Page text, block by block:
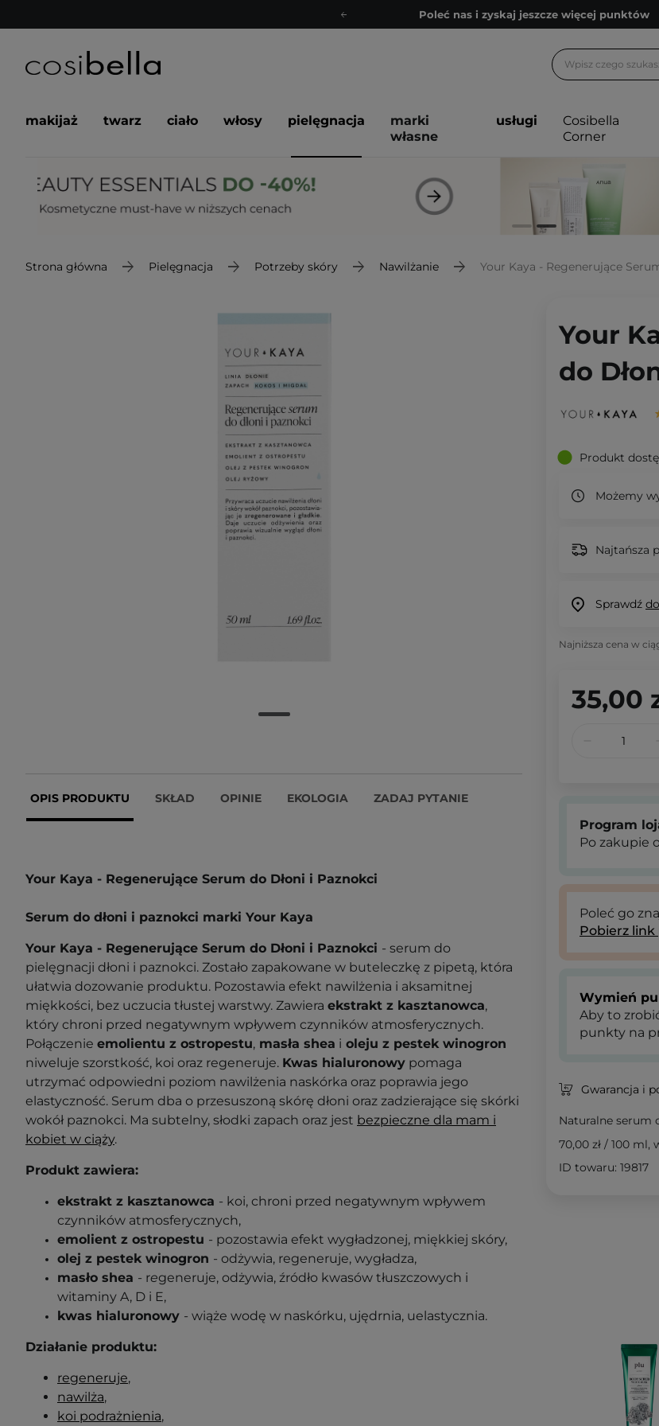
Poleć nas i zyskaj jeszcze więcej punktów
Bezpłatne konsultacje kosmetologiczne
Poleć nas i zyskaj jeszcze więcej punktów
Zapisz się na newsletter pełen porad
makijaż twarz ciało włosy pielęgnacja
marki
własne
usługi
Cosibella
Corner
Strona główna Pielęgnacja Potrzeby skóry Nawilżanie Your Kaya - Regenerujące
OPIS PRODUKTU SKŁAD OPINIE EKOLOGIA ZADAJ PYTANIE
Your Kaya - Regenerujące Serum do Dłoni i Paznokci
Serum do dłoni i paznokci marki Your Kaya
Your Kaya - Regenerujące Serum do Dłoni i Paznokci - serum do
pielęgnacji dłoni i paznokci. Zostało zapakowane w buteleczkę z pipetą, która
ułatwia dozowanie produktu. Pozostawia efekt nawilżenia i aksamitnej
miękkości, bez uczucia tłustej warstwy. Zawiera ekstrakt z kasztanowca,
który chroni przed negatywnym wpływem czynników atmosferycznych.
Połączenie emolientu z ostropestu, masła shea i oleju z pestek winogron
niweluje szorstkość, koi oraz regeneruje. Kwas hialuronowy pomaga
utrzymać odpowiedni poziom nawilżenia naskórka oraz poprawia jego
elastyczność. Serum dba o przesuszoną skórę dłoni oraz zadzierające się skórki
wokół paznokci. Ma subtelny, słodki zapach oraz jest bezpieczne dla mam i
kobiet w ciąży.
Produkt zawiera:
ekstrakt z kasztanowca - koi, chroni przed negatywnym wpływem
czynników atmosferycznych,
emolient z ostropestu - pozostawia efekt wygładzonej, miękkiej skóry,
olej z pestek winogron - odżywia, regeneruje, wygładza,
masło shea - regeneruje, odżywia, źródło kwasów tłuszczowych i
witaminy A, D i E,
kwas hialuronowy - wiąże wodę w naskórku, ujędrnia, uelastycznia.
Działanie produktu:
regeneruje,
nawilża,
koi podrażnienia,
Your
do
Produkt
Możemy
Najtańsza
Sprawdź
Najniższa cena w
35,00
Program
Po zakupie
Poleć go
Pobierz
Wymień
Aby to
punkty na
Gwarancja i
Naturalne serum
70,00 zł / 100 ml,
ID towaru: 19817